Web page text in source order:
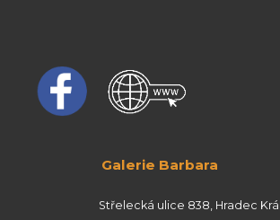
Galerie Barbara
Střelecká ulice 838, Hradec